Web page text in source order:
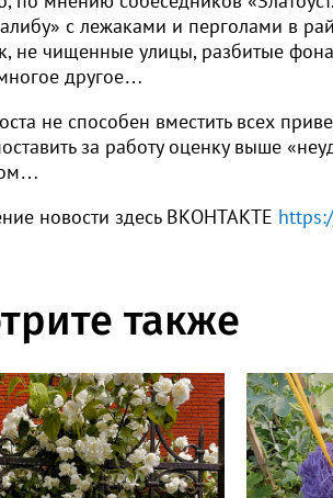
с лежаками и перголами в
не чищенные улицы, разбитые
другое…
не способен вместить всех
за работу оценку выше
новости здесь ВКОНТАКТЕ
также